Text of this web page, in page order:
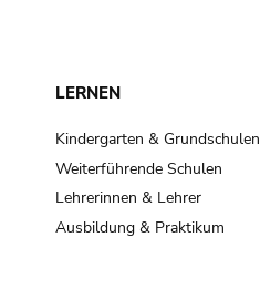
LERNEN
Kindergarten & Grundschulen
Weiterführende Schulen
Lehrerinnen & Lehrer
Ausbildung & Praktikum